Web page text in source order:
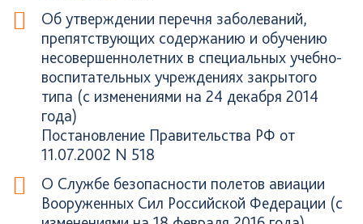
Об утверждении перечня заболеваний,
препятствующих содержанию и обучению
несовершеннолетних в специальных учебно-
воспитательных учреждениях закрытого
типа (с изменениями на 24 декабря 2014
года)
Постановление Правительства РФ от
11.07.2002 N 518
О Службе безопасности полетов авиации
Вооруженных Сил Российской Федерации (с